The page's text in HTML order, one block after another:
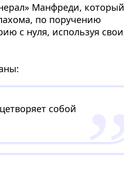
Манфреди, который
по поручению
с нуля, используя свои
собой